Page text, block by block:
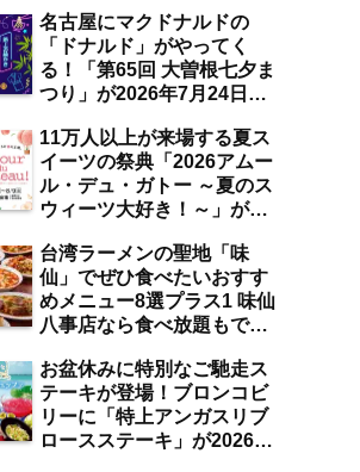
味わい＆注目ポイントは？
【レポート／大須観音・上
前津／独自取材】
名古屋にマクドナルドの
「ドナルド」がやってく
る！「第65回 大曽根七夕ま
つり」が2026年7月24日～
り・ジャズライブ・道路お
絵かきと楽しい企画がいっ
ぱいな夏祭りの見どころ
は？【まとめ／大曽根】
11万人以上が来場する夏ス
イーツの祭典「2026アムー
ル・デュ・ガトー ～夏のス
ウィーツ大好き！～」が
アール名古屋タカシマヤに
て開催 注目のスイーツは？
【名古屋駅】
台湾ラーメンの聖地「味
仙」でぜひ食べたいおすす
めメニュー8選プラス1 味仙
八事店なら食べ放題もでき
お盆休みに特別なご馳走ス
テーキが登場！ブロンコビ
リーに「特上アンガスリブ
ロースステーキ」が2026年